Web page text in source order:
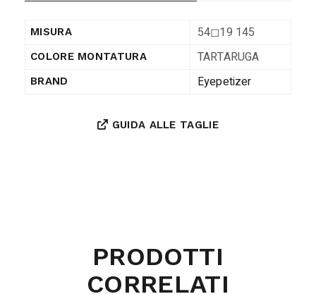
MISURA 54◻︎19 145
COLORE MONTATURA TARTARUGA
BRAND Eyepetizer
GUIDA ALLE TAGLIE
PRODOTTI
CORRELATI